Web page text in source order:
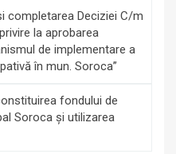
completarea Deciziei C/m
la aprobarea
de implementare a
în mun. Soroca”
fondului de
Soroca şi utilizarea